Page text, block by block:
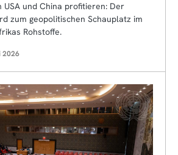
USA und China profitieren: Der
zum geopolitischen Schauplatz im
Rohstoffe.
2026